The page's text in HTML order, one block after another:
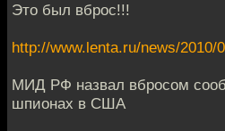
Это был вброс!!!
http://www.lenta.ru/news/2010/
МИД РФ назвал вбросом
шпионах в США